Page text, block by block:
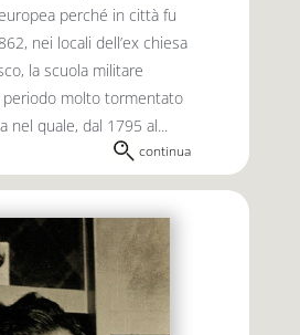
perché in città fu
nei locali dell’ex chiesa
la scuola militare
periodo molto tormentato
nel quale, dal 1795 al...
continua